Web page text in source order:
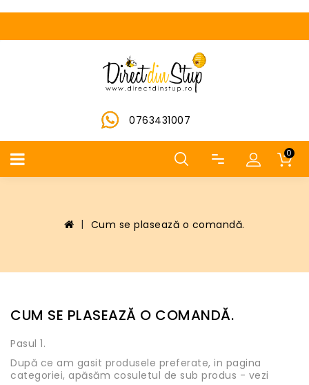
0763431007
0
Cum se plasează o comandă.
CUM SE PLASEAZĂ O COMANDĂ.
Pasul 1.
După ce am gasit produsele preferate, in pagina
categoriei, apăsăm cosuletul de sub produs - vezi